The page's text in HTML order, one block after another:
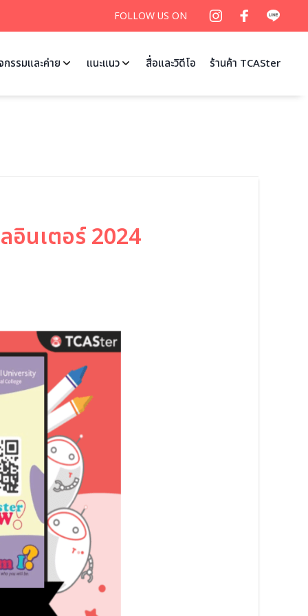
FOLLOW US ON
กรรมและค่าย แนะแนว สื่อและวิดีโอ ร้านค้า TCASter
อินเตอร์ 2024